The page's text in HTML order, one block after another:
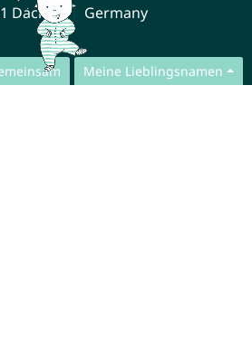
Meine Lieblingsnamen
Dachau Germany